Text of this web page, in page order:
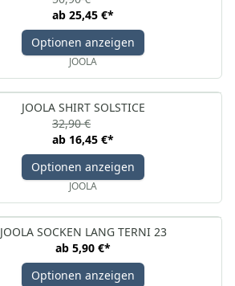
ab 25,45 €*
Optionen anzeigen
JOOLA
JOOLA SHIRT SOLSTICE
ab 16,45 €*
32,90 €
Optionen anzeigen
JOOLA
JOOLA SOCKEN LANG TERNI 23
ab 5,90 €*
Optionen anzeigen